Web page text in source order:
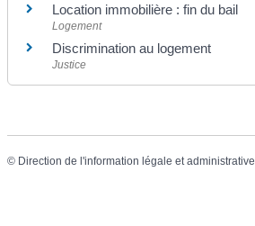
Location immobilière : fin du bail
Logement
Discrimination au logement
Justice
© Direction de l'information légale et administrative